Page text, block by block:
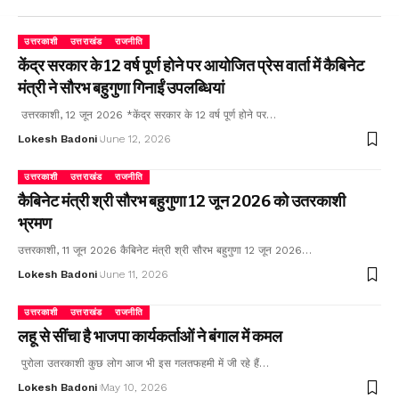
उत्तरकाशी उत्तराखंड राजनीति
केंद्र सरकार के 12 वर्ष पूर्ण होने पर आयोजित प्रेस वार्ता में कैबिनेट
मंत्री ने सौरभ बहुगुणा गिनाईं उपलब्धियां
उत्तरकाशी, 12 जून 2026 *केंद्र सरकार के 12 वर्ष पूर्ण होने पर…
Lokesh Badoni June 12, 2026
उत्तरकाशी उत्तराखंड राजनीति
कैबिनेट मंत्री श्री सौरभ बहुगुणा 12 जून 2026 को उतरकाशी
भ्रमण
उत्तरकाशी, 11 जून 2026 कैबिनेट मंत्री श्री सौरभ बहुगुणा 12 जून 2026…
Lokesh Badoni June 11, 2026
उत्तरकाशी उत्तराखंड राजनीति
लहू से सींचा है भाजपा कार्यकर्ताओं ने बंगाल में कमल
पुरोला उतरकाशी कुछ लोग आज भी इस गलतफहमी में जी रहे हैं…
Lokesh Badoni May 10, 2026